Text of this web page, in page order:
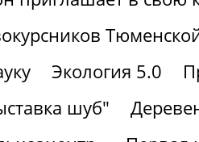
Экология 5.0
шуб"